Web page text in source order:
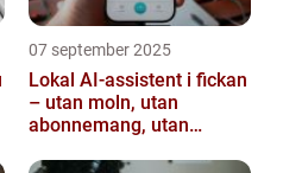
07 september 2025
Lokal AI-assistent i fickan
– utan moln, utan
abonnemang, utan